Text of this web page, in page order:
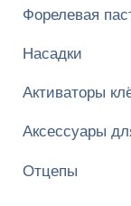
Форелевая
Насадки
Активаторы
Аксессуары
Отцепы